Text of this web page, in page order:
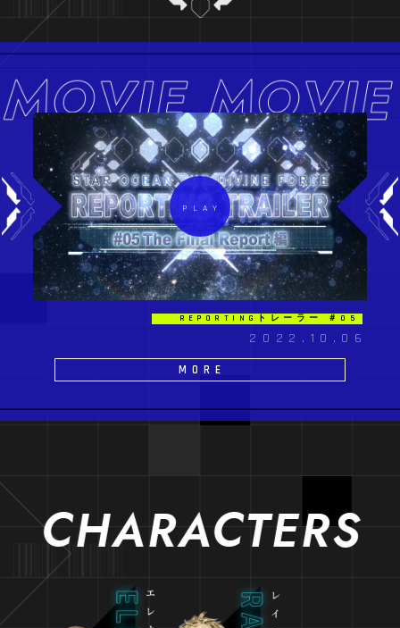
REPORTINGトレーラー ＃05
2022.10.06
MORE
CHARACTERS